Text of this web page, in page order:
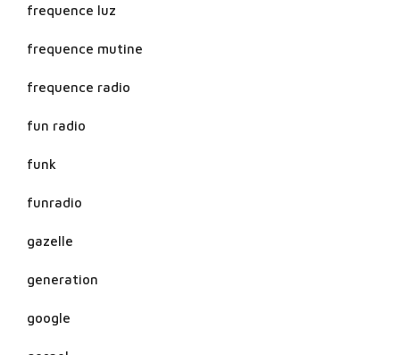
frequence luz
frequence mutine
frequence radio
fun radio
funk
funradio
gazelle
generation
google